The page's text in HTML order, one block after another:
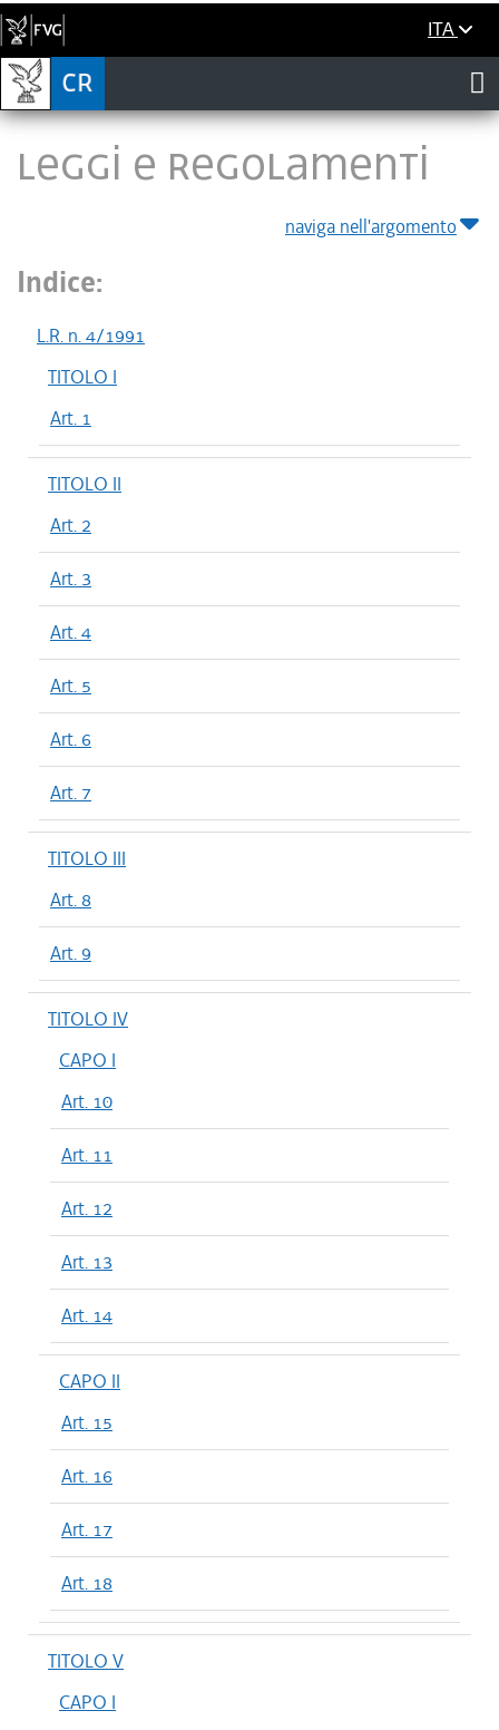
ITA
LEGGI E REGOLAMENTI
naviga nell'argomento
Indice:
L.R. n. 4/1991
TITOLO I
Art. 1
TITOLO II
Art. 2
Art. 3
Art. 4
Art. 5
Art. 6
Art. 7
TITOLO III
Art. 8
Art. 9
TITOLO IV
CAPO I
Art. 10
Art. 11
Art. 12
Art. 13
Art. 14
CAPO II
Art. 15
Art. 16
Art. 17
Art. 18
TITOLO V
CAPO I